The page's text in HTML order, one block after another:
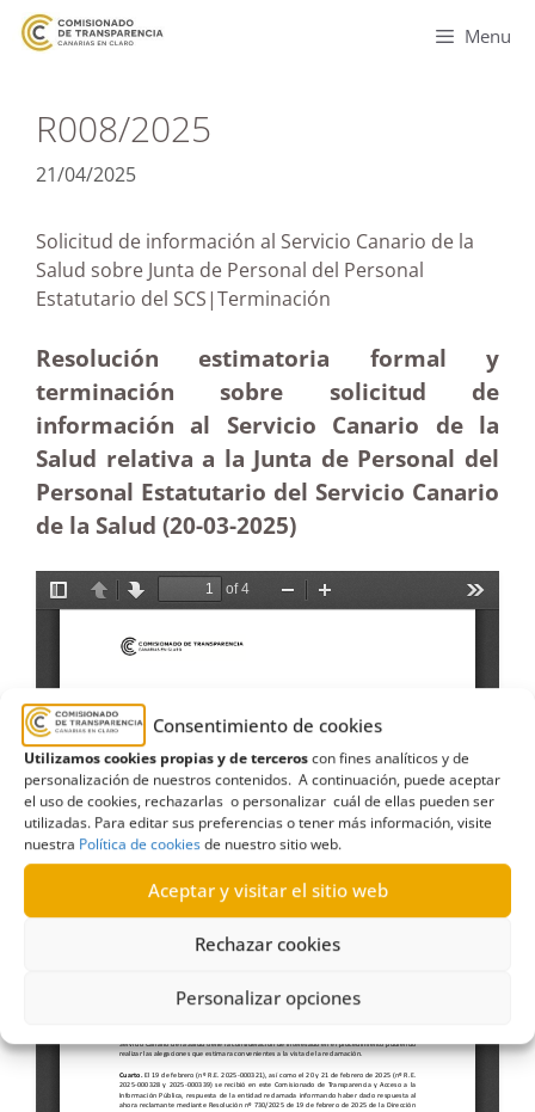
Consentimiento de cookies
Utilizamos cookies propias y de terceroscon fines analíticos y de
personalización de nuestros contenidos. A continuación, puede aceptar
el uso de cookies, rechazarlas o personalizar cuál de ellas pueden ser
utilizadas. Para editar sus preferencias o tener más información, visite
nuestra Política de cookiesde nuestro sitio web.
Aceptar y visitar el sitio web
Rechazar cookies
Personalizar opciones
Menu
R008/2025
21/04/2025
Solicitud de información al Servicio Canario de la
Salud sobre Junta de Personal del Personal
Estatutario del SCS|Terminación
Resolución estimatoria formal y
terminación sobre solicitud de
información al Servicio Canario de la
Salud relativa a la Junta de Personal del
Personal Estatutario del Servicio Canario
de la Salud (20-03-2025)